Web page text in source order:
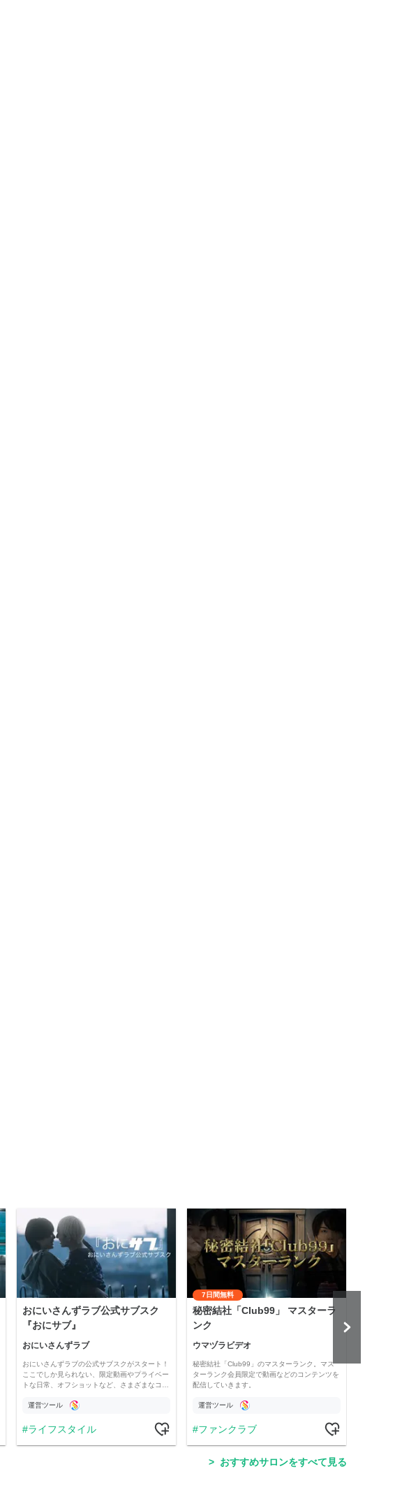
おにいさんずラブ公式サブスク
『おにサブ』
おにいさんずラブ
おにいさんずラブの公式サブスクがスタート！
ここでしか見られない、限定動画やプライベー
トな日常、オフショットなど、さまざまなコ…
運営ツール
ライフスタイル
7日間無料
秘密結社「Club99」 マスターラ
ンク
ウマヅラビデオ
秘密結社「Club99」のマスターランク。マス
ターランク会員限定で動画などのコンテンツを
配信していきます。
運営ツール
ファンクラブ
おすすめサロンをすべて見る